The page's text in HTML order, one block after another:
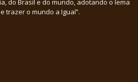
do Brasil e do mundo, adotando o lema
trazer o mundo a Iguaí”.